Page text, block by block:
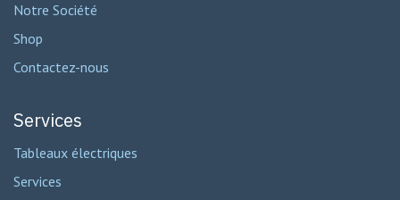
Notre Société
Shop
Contactez-nous
Services
Tableaux électriques
Services